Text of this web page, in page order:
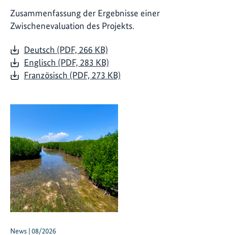
Zusammenfassung der Ergebnisse einer
Zwischenevaluation des Projekts.
Deutsch (PDF, 266 KB)
Englisch (PDF, 283 KB)
Französisch (PDF, 273 KB)
News | 08/2026